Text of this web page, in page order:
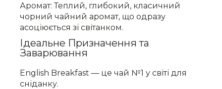
Аромат: Теплий, глибокий, класичний
чорний чайний аромат, що одразу
асоціюється зі світанком.
Ідеальне Призначення та
Заварювання
English Breakfast — це чай №1 у світі для
сніданку.